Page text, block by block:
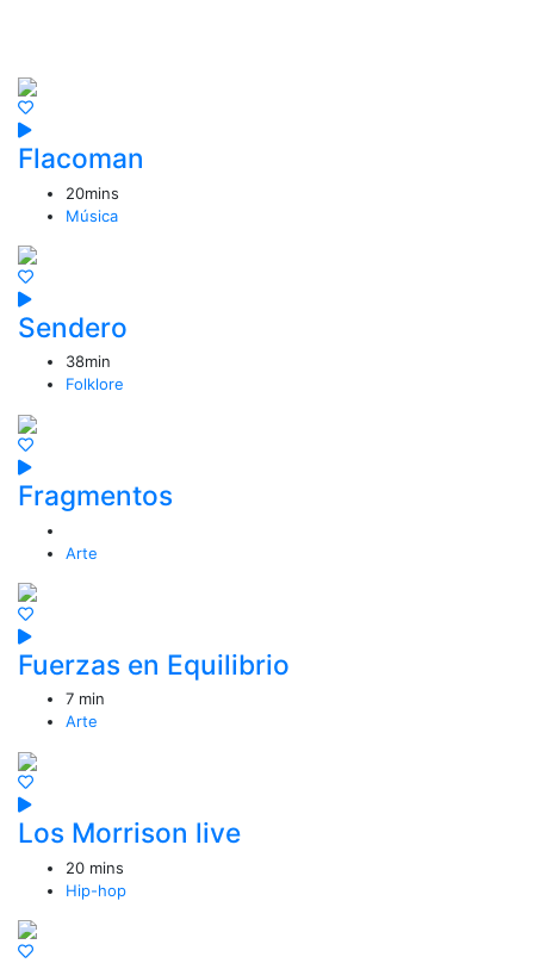
Flacoman
20mins
Música
Sendero
38min
Folklore
Fragmentos
Arte
Fuerzas en Equilibrio
7 min
Arte
Los Morrison live
20 mins
Hip-hop